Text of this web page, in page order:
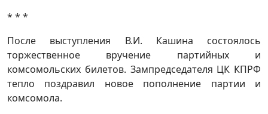
* * *
После выступления В.И. Кашина состоялось
торжественное вручение партийных и
комсомольских билетов. Зампредседателя ЦК КПРФ
тепло поздравил новое пополнение партии и
комсомола.